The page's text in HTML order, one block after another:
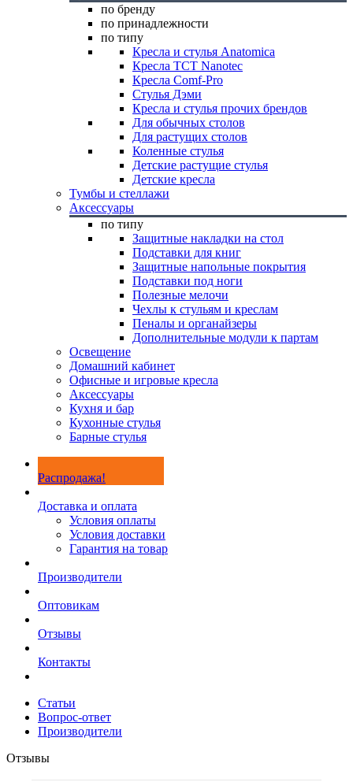
по бренду
по принадлежности
по типу
Кресла и стулья Anatomica
Кресла TCT Nanotec
Кресла Comf-Pro
Стулья Дэми
Кресла и стулья прочих брендов
Для обычных столов
Для растущих столов
Коленные стулья
Детские растущие стулья
Детские кресла
Тумбы и стеллажи
Аксессуары
по типу
Защитные накладки на стол
Подставки для книг
Защитные напольные покрытия
Подставки под ноги
Полезные мелочи
Чехлы к стульям и креслам
Пеналы и органайзеры
Дополнительные модули к партам
Освещение
Домашний кабинет
Офисные и игровые кресла
Аксессуары
Кухня и бар
Кухонные стулья
Барные стулья
Распродажа!
Доставка и оплата
Условия оплаты
Условия доставки
Гарантия на товар
Производители
Оптовикам
Отзывы
Контакты
Статьи
Вопрос-ответ
Производители
Отзывы